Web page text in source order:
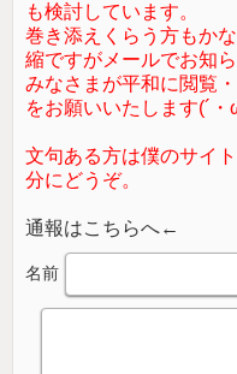
も検討しています。
巻き添えくらう方もか
縮ですがメールでお知ら
みなさまが平和に閲覧
をお願いいたします(´
文句ある方は僕のサイ
分にどうぞ。
通報はこちらへ←
名前